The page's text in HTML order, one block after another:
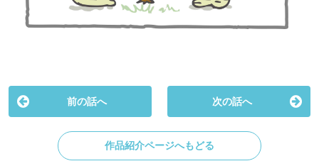
前の話へ 次の話へ
作品紹介ページへもどる